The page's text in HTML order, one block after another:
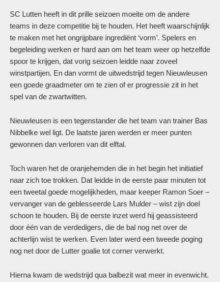
SC Lutten heeft in dit prille seizoen moeite om de andere
teams in deze competitie bij te houden. Het heeft waarschijnlijk
te maken met het ongrijpbare ingrediënt ‘vorm’. Spelers en
begeleiding werken er hard aan om het team weer op hetzelfde
spoor te krijgen, dat vorig seizoen leidde naar zoveel
winstpartijen. En dan vormt de uitwedstrijd tegen Nieuwleusen
een goede graadmeter om te zien of er progressie zit in het
spel van de zwartwitten.
Nieuwleusen is een tegenstander die het team van trainer Bas
Nibbelke wel ligt. De laatste jaren werden er meer punten
gewonnen dan verloren van dit elftal.
Toch waren het de oranjehemden die in het begin het initiatief
naar zich toe trokken. Dat leidde in de eerste paar minuten tot
een tweetal goede mogelijkheden, maar keeper Ramon Soer –
vervanger van de geblesseerde Lars Mulder – wist zijn doel
schoon te houden. Bij de eerste inzet werd hij geassisteerd
door één van de verdedigers, die de bal nog net over de
achterlijn wist te werken. Even later werd een tweede poging
nog net door de Lutter goalie tot corner verwerkt.
Hierna kwam de wedstrijd qua balbezit wat meer in evenwicht.